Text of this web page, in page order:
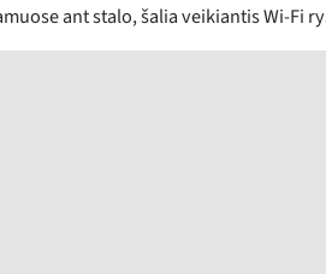
ant stalo, šalia veikiantis Wi‑Fi